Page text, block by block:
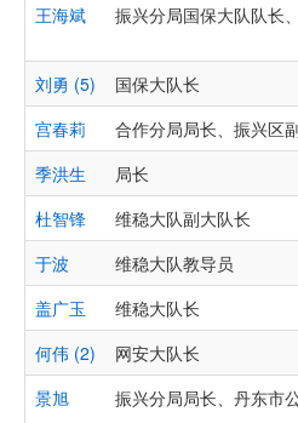
王海斌
振兴分局国保大队队长
刘勇 (5) 国保大队长
宫春莉
合作分局局长、振兴区
季洪生
局长
杜智锋
维稳大队副大队长
于波
维稳大队教导员
盖广玉
维稳大队长
何伟 (2)
网安大队长
景旭
振兴分局局长、丹东市